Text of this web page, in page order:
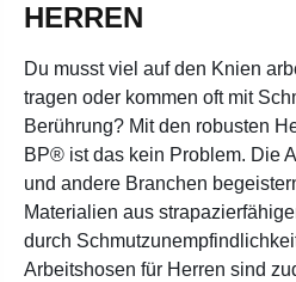
HERREN
Du musst viel auf den Knien
tragen oder kommen oft mit
Berührung? Mit den robusten
BP® ist das kein Problem. Die
und andere Branchen
Materialien aus
durch
Arbeitshosen für Herren sind